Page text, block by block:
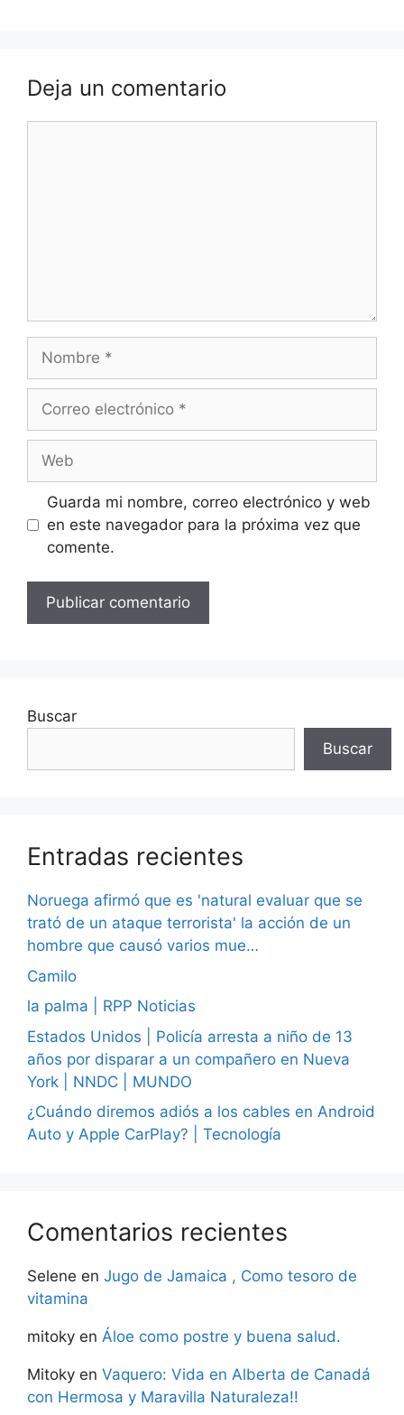
Deja un comentario
electrónico
Guarda mi nombre, correo electrónico y web
en este navegador para la próxima vez que
comente.
Buscar
Buscar
Entradas recientes
Noruega afirmó que es 'natural evaluar que se
trató de un ataque terrorista' la acción de un
hombre que causó varios mue…
Camilo
la palma | RPP Noticias
Estados Unidos | Policía arresta a niño de 13
años por disparar a un compañero en Nueva
York | NNDC | MUNDO
¿Cuándo diremos adiós a los cables en Android
Auto y Apple CarPlay? | Tecnología
Comentarios recientes
Selene en Jugo de Jamaica , Como tesoro de
vitamina
mitoky en Áloe como postre y buena salud.
Mitoky en Vaquero: Vida en Alberta de Canadá
con Hermosa y Maravilla Naturaleza!!